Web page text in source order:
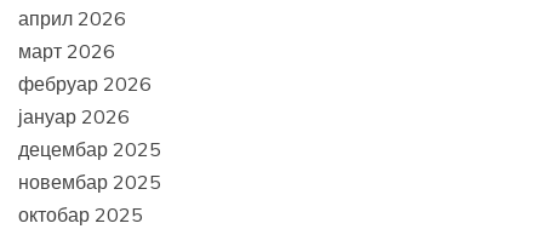
април 2026
март 2026
фебруар 2026
јануар 2026
децембар 2025
новембар 2025
октобар 2025